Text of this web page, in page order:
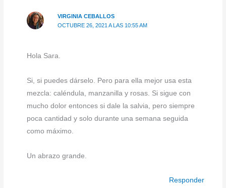
VIRGINIA CEBALLOS
OCTUBRE 26, 2021 A LAS 10:55 AM
Hola Sara.
Si, si puedes dárselo. Pero para ella mejor usa esta
mezcla: caléndula, manzanilla y rosas. Si sigue con
mucho dolor entonces si dale la salvia, pero siempre
poca cantidad y solo durante una semana seguida
como máximo.
Un abrazo grande.
Responder